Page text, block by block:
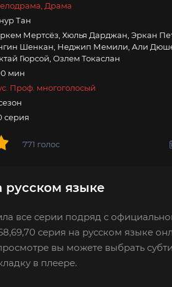
Драма
Тан
Мертсёз, Хюлья Дарджан, Эркан
Шенкан, Неджип Мемили, Али
Гюрсой, Озлем Токаслан
мин
Проф. многоголосый
серия
771 голос
русском языке
все серии подряд с
серия на русском языке
вы можете выбрать
в плеере.